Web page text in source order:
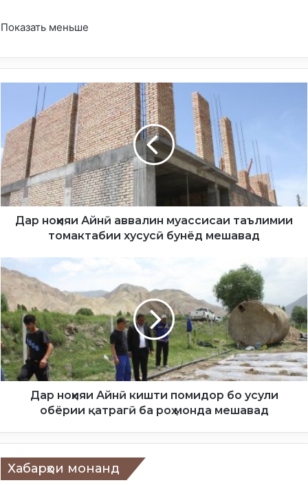
Показать меньше
н
о
ҳ
и
я
и
а
в
в
а
л
и
н
м
а
Дар ноҳияи Айнӣ аввалин муассисаи таълимии
томактабии хусусӣ бунёд мешавад
Д
р
н
о
ҳ
и
я
и
ш
Дар ноҳияи Айнӣ кишти помидор бо усули
обёрии қатрагӣ ба роҳ монда мешавад
Хабарҳои монанд